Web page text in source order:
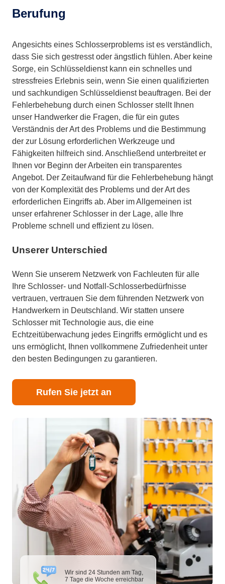
Wir sind 24 Stunden am Tag,
7 Tage die Woche erreichbar
Berufung
Angesichts eines Schlosserproblems ist es verständlich,
dass Sie sich gestresst oder ängstlich fühlen. Aber keine
Sorge, ein Schlüsseldienst kann ein schnelles und
stressfreies Erlebnis sein, wenn Sie einen qualifizierten
und sachkundigen Schlüsseldienst beauftragen. Bei der
Fehlerbehebung durch einen Schlosser stellt Ihnen
unser Handwerker die Fragen, die für ein gutes
Verständnis der Art des Problems und die Bestimmung
der zur Lösung erforderlichen Werkzeuge und
Fähigkeiten hilfreich sind. Anschließend unterbreitet er
Ihnen vor Beginn der Arbeiten ein transparentes
Angebot. Der Zeitaufwand für die Fehlerbehebung hängt
von der Komplexität des Problems und der Art des
erforderlichen Eingriffs ab. Aber im Allgemeinen ist
unser erfahrener Schlosser in der Lage, alle Ihre
Probleme schnell und effizient zu lösen.
Unserer Unterschied
Wenn Sie unserem Netzwerk von Fachleuten für alle
Ihre Schlosser- und Notfall-Schlosserbedürfnisse
vertrauen, vertrauen Sie dem führenden Netzwerk von
Handwerkern in Deutschland. Wir statten unsere
Schlosser mit Technologie aus, die eine
Echtzeitüberwachung jedes Eingriffs ermöglicht und es
uns ermöglicht, Ihnen vollkommene Zufriedenheit unter
den besten Bedingungen zu garantieren.
Rufen Sie jetzt an